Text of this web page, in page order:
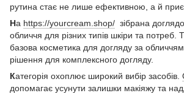
рутина стає не лише ефективною, а й
На https://yourcream.shop/ зібрана
обличчя для різних типів шкіри та потреб.
базова косметика для догляду за
рішення для комплексного догляду.
Категорія охоплює широкий вибір засобів.
допомагає усунути залишки макіяжу та